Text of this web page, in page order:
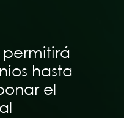
permitirá
hasta
el